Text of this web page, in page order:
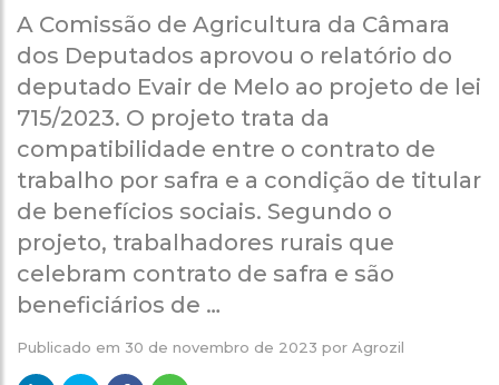
A Comissão de Agricultura da Câmara
dos Deputados aprovou o relatório do
deputado Evair de Melo ao projeto de lei
715/2023. O projeto trata da
compatibilidade entre o contrato de
trabalho por safra e a condição de titular
de benefícios sociais. Segundo o
projeto, trabalhadores rurais que
celebram contrato de safra e são
beneficiários de …
Publicado em 30 de novembro de 2023 por Agrozil